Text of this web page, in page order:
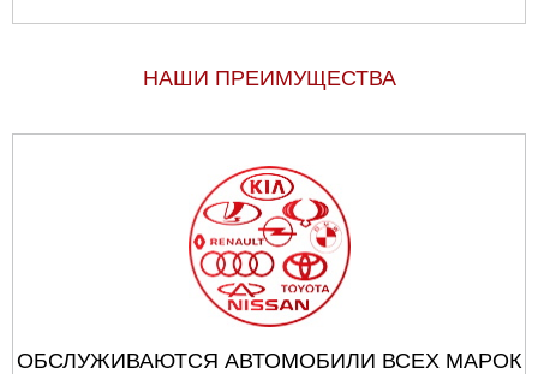
НАШИ ПРЕИМУЩЕСТВА
ОБСЛУЖИВАЮТСЯ АВТОМОБИЛИ ВСЕХ МАРОК